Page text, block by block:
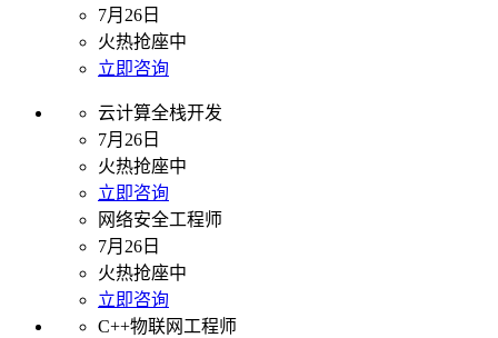
7月26日
火热抢座中
立即咨询
云计算全栈开发
7月26日
火热抢座中
立即咨询
网络安全工程师
7月26日
火热抢座中
立即咨询
C++物联网工程师